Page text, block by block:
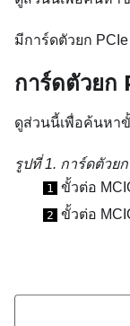
มีการ์ดตัวยก
การ์ดตัวยก
ดูส่วนนี้เพื่อค้นหา
รูปที่ 1. การ์ดตัวยก
1 ขั้วต่อ
2 ขั้วต่อ